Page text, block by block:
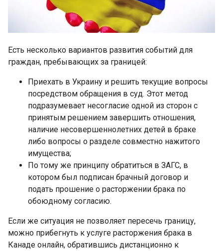
Есть несколько вариантов развития событий для
граждан, пребывающих за границей:
Приехать в Украину и решить текущие вопросы
посредством обращения в суд. Этот метод
подразумевает несогласие одной из сторон с
принятым решением завершить отношения,
наличие несовершеннолетних детей в браке
либо вопросы о разделе совместно нажитого
имущества;
По тому же принципу обратиться в ЗАГС, в
котором был подписан брачный договор и
подать прошение о расторжении брака по
обоюдному согласию.
Если же ситуация не позволяет пересечь границу,
можно прибегнуть к услуге расторжения брака в
Канаде онлайн, обратившись дистанционно к